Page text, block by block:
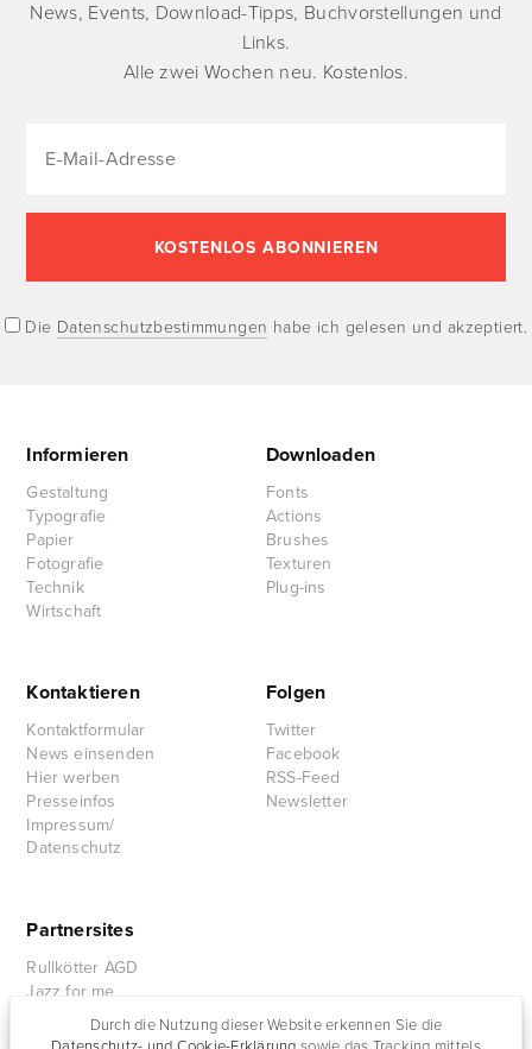
Durch die Nutzung dieser Website erkennen Sie die
News, Events, Download-Tipps, Buchvorstellungen und
Links.
Alle zwei Wochen neu. Kostenlos.
Die Datenschutzbestimmungen habe ich gelesen und akzeptiert.
Informieren
Gestaltung
Typografie
Papier
Fotografie
Technik
Wirtschaft
Downloaden
Fonts
Actions
Brushes
Texturen
Plug-ins
Kontaktieren
Kontaktformular
News einsenden
Hier werben
Presseinfos
Impressum/
Datenschutz
Folgen
Twitter
Facebook
RSS-Feed
Newsletter
Partnersites
Rullkötter AGD
Jazz for me